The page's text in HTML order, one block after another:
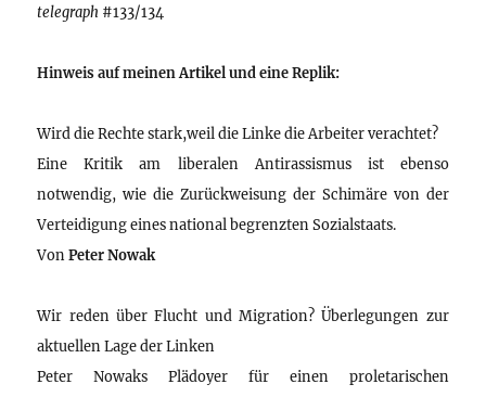
telegraph #133/134
Hinweis auf meinen Artikel und eine Replik:
Wird die Rechte stark,weil die Linke die Arbeiter verachtet?
Eine Kritik am liberalen Antirassismus ist ebenso
notwendig, wie die Zurückweisung der Schimäre von der
Verteidigung eines national begrenzten Sozialstaats.
VonPeter Nowak
Wir reden über Flucht und Migration? Überlegungen zur
aktuellen Lage der Linken
Peter Nowaks Plädoyer für einen proletarischen